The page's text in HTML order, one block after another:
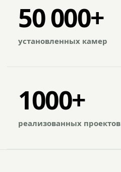
50 000+
установленных камер
1000+
реализованных проектов